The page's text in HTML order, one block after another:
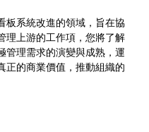
板系統改進的領域，旨在協
理上游的工作項，您將了解
管理需求的演變與成熟，運
正的商業價值，推動組織的